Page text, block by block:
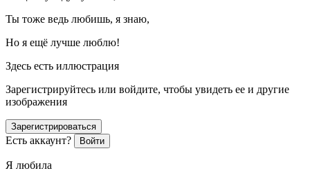
Ты тоже ведь любишь, я знаю,
Но я ещё лучше люблю!
Здесь есть иллюстрация
Зарегистрируйтесь или войдите, чтобы увидеть ее и другие
изображения
Зарегистрироваться
Есть аккаунт? Войти
Я любила